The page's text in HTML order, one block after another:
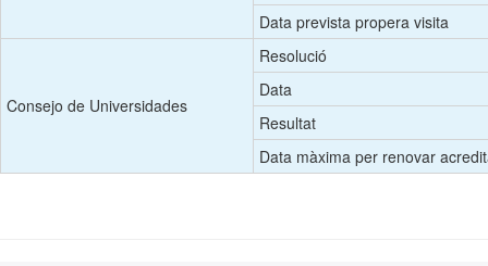
Data prevista propera visita
Consejo de Universidades
Resolució
Data
Resultat
Data màxima per renovar